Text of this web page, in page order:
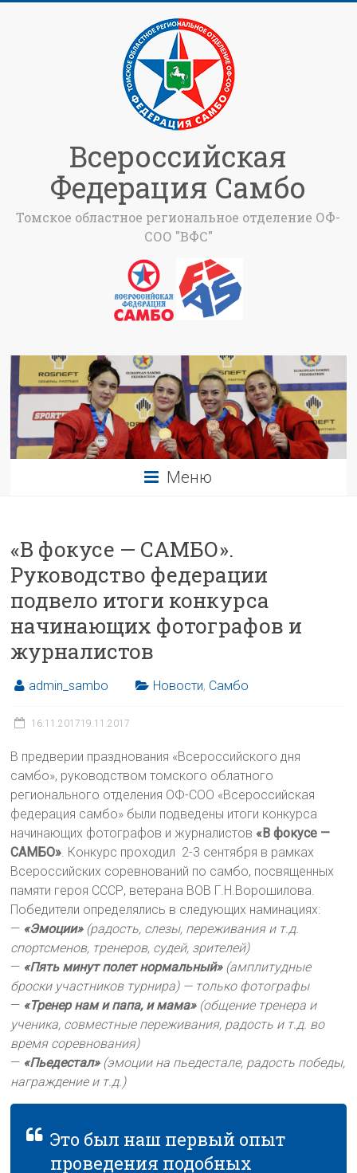
Всероссийская
Федерация Самбо
Томское областное региональное отделение ОФ-
СОО "ВФС"
Меню
«В фокусе — САМБО».
Руководство федерации
подвело итоги конкурса
начинающих фотографов и
журналистов
admin_sambo Новости, Самбо
16.11.201719.11.2017
В предверии празднования «Всероссийского дня
самбо», руководством томского облатного
регионального отделения ОФ-СОО «Всероссийская
федерация самбо» были подведены итоги конкурса
начинающих фотографов и журналистов«В фокусе —
САМБО». Конкурс проходил 2-3 сентября в рамках
Всероссийских соревнований по самбо, посвященных
памяти героя СССР, ветерана ВОВ Г.Н.Ворошилова.
Победители определялись в следующих наминациях:
— «Эмоции» (радость, слезы, переживания и т.д.
спортсменов, тренеров, судей, зрителей)
— «Пять минут полет нормальный» (амплитудные
броски участников турнира) — только фотографы
— «Тренер нам и папа, и мама» (общение тренера и
ученика, совместные переживания, радость и т.д. во
время соревнования)
— «Пьедестал» (эмоции на пьедестале, радость победы,
награждение и т.д.)
Это был наш первый опыт
проведения подобных